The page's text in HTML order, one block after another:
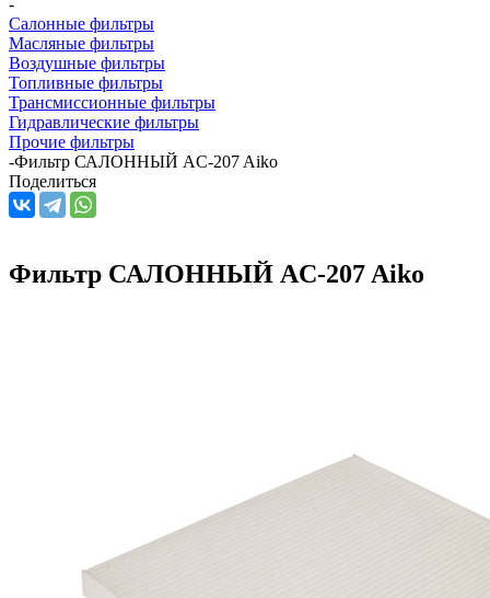
Салонные фильтры
Масляные фильтры
Воздушные фильтры
Топливные фильтры
Трансмиссионные фильтры
Гидравлические фильтры
Прочие фильтры
-Фильтр САЛОННЫЙ AC-207 Aiko
Поделиться
Фильтр САЛОННЫЙ AC-207 Aiko